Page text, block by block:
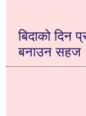
बिदाको दिन
बनाउन सहज